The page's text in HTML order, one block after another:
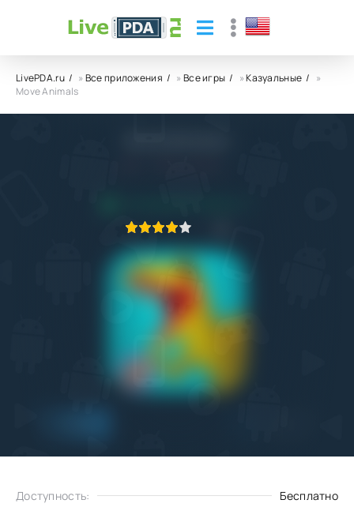
LivePDA.ru »Все приложения »Все игры »Казуальные
»
Move Animals
Доступность: Бесплатно